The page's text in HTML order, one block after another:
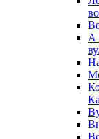
А